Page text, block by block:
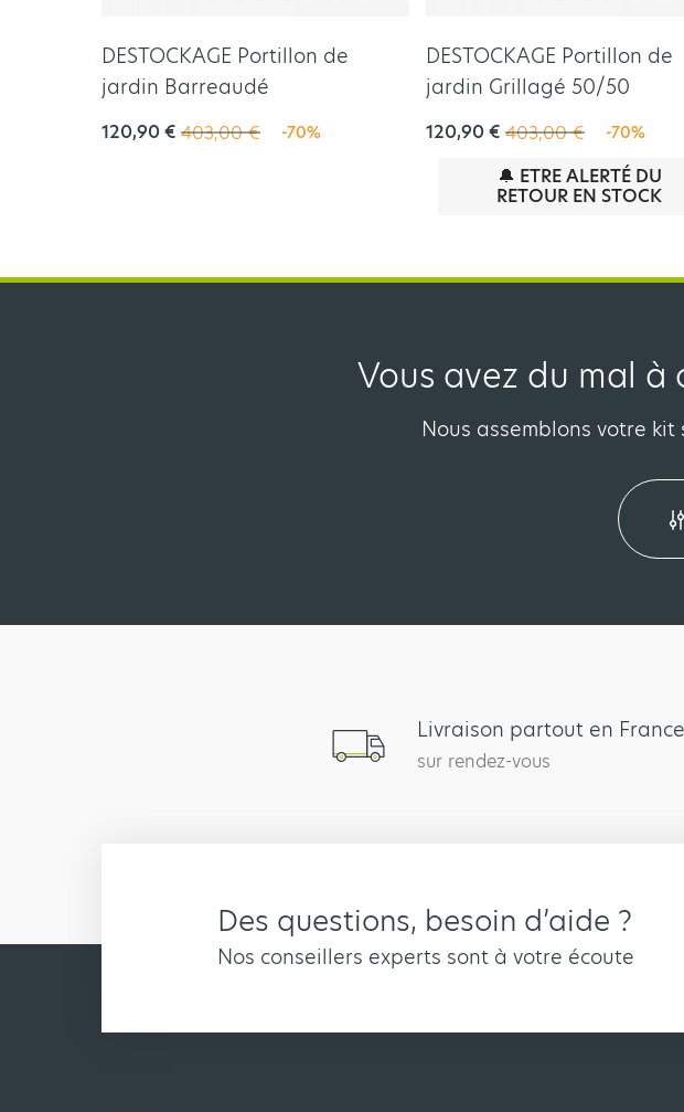
DESTOCKAGE Portillon de
jardin Barreaudé
120,90 € 403,00 € -70%
DESTOCKAGE Portillon de
jardin Grillagé 50/50
120,90 € 403,00 € -70%
🔔 ETRE ALERTÉ DU
RETOUR EN STOCK
Vous avez du mal à
Nous assemblons votre
Livraison partout en France
sur rendez-vous
Des questions, besoin d’aide ?
Nos conseillers experts sont à votre écoute